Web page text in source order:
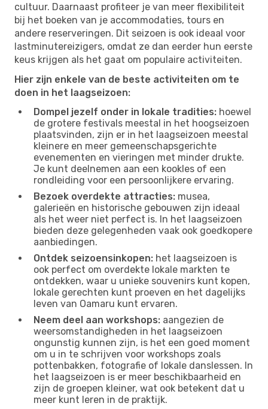
cultuur. Daarnaast profiteer je van meer flexibiliteit
bij het boeken van je accommodaties, tours en
andere reserveringen. Dit seizoen is ook ideaal voor
lastminutereizigers, omdat ze dan eerder hun eerste
keus krijgen als het gaat om populaire activiteiten.
Hier zijn enkele van de beste activiteiten om te
doen in het laagseizoen:
Dompel jezelf onder in lokale tradities: hoewel
de grotere festivals meestal in het hoogseizoen
plaatsvinden, zijn er in het laagseizoen meestal
kleinere en meer gemeenschapsgerichte
evenementen en vieringen met minder drukte.
Je kunt deelnemen aan een kookles of een
rondleiding voor een persoonlijkere ervaring.
Bezoek overdekte attracties: musea,
galerieën en historische gebouwen zijn ideaal
als het weer niet perfect is. In het laagseizoen
bieden deze gelegenheden vaak ook goedkopere
aanbiedingen.
Ontdek seizoensinkopen: het laagseizoen is
ook perfect om overdekte lokale markten te
ontdekken, waar u unieke souvenirs kunt kopen,
lokale gerechten kunt proeven en het dagelijks
leven van Oamaru kunt ervaren.
Neem deel aan workshops: aangezien de
weersomstandigheden in het laagseizoen
ongunstig kunnen zijn, is het een goed moment
om u in te schrijven voor workshops zoals
pottenbakken, fotografie of lokale danslessen. In
het laagseizoen is er meer beschikbaarheid en
zijn de groepen kleiner, wat ook betekent dat u
meer kunt leren in de praktijk.